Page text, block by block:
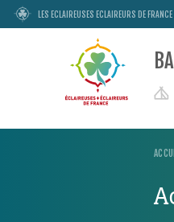
LES ECLAIREUSES ECLAIREURS DE